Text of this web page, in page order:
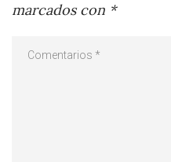
marcados con *